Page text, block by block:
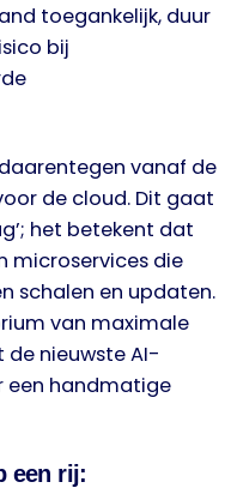
toegankelijk, duur
bij
vanaf de
de cloud. Dit gaat
het betekent dat
microservices die
schalen en updaten.
van maximale
nieuwste AI-
een handmatige
een rij: